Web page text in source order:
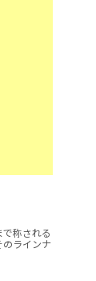
で称される
のラインナ